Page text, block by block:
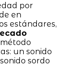
por
en
estándares,
un sonido
sordo